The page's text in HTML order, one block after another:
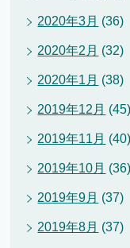
2020年3月 (36)
2020年2月 (32)
2020年1月 (38)
2019年12月 (45)
2019年11月 (40)
2019年10月 (36)
2019年9月 (37)
2019年8月 (37)